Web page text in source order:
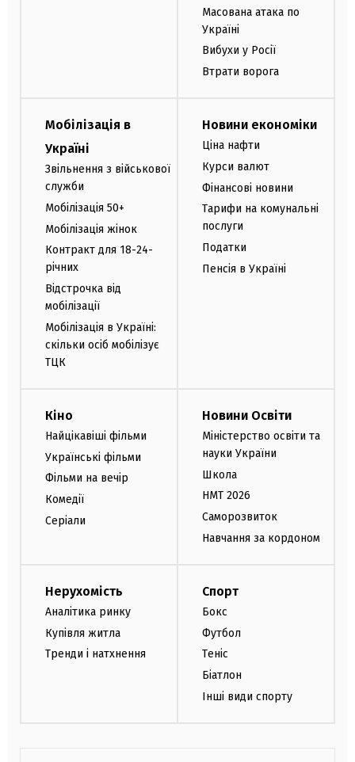
Масована атака по
Україні
Вибухи у Росії
Втрати ворога
Мобілізація в
Україні
Звільнення з військової
служби
Мобілізація 50+
Мобілізація жінок
Контракт для 18-24-
річних
Відстрочка від
мобілізації
Мобілізація в Україні:
скільки осіб мобілізує
ТЦК
Новини економіки
Ціна нафти
Курси валют
Фінансові новини
Тарифи на комунальні
послуги
Податки
Пенсія в Україні
Кіно
Найцікавіші фільми
Українські фільми
Фільми на вечір
Комедії
Серіали
Новини Освіти
Міністерство освіти та
науки України
Школа
НМТ 2026
Саморозвиток
Навчання за кордоном
Нерухомість
Аналітика ринку
Купівля житла
Тренди і натхнення
Спорт
Бокс
Футбол
Теніс
Біатлон
Інші види спорту